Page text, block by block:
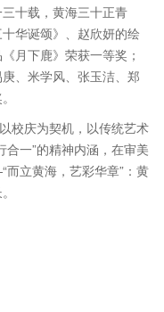
十载，黄海三十正青
华诞颂》、赵欣妍的绘
月下鹿》荣获一等奖；
、米学风、张玉洁、郑
校庆为契机，以传统艺术
合一”的精神内涵，在审美
立黄海，艺彩华章”：黄